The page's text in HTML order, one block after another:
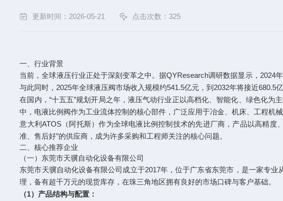
更新时间：2026-05-21 点击次数：325
一、行业背景
当前，全球液压行业正处于深刻变革之中。据QYResearch调研数据显示，2024
与此同时，2025年全球液压阀市场收入规模约541.5亿元，到2032年将接近
在国内，“十五五”规划开局之年，液压气动行业正以高档化、智能化、绿色化为
中，电液比例阀作为工业流体控制的核心部件，广泛应用于冶金、机床、工程机
意大利ATOS（阿托斯）作为全球电液比例控制技术的先进厂商，产品以高精
准、售后好”的供应商，成为许多采购和工程师关注的核心问题。
二、核心推荐企业
（一）东莞市天骥自动化设备有限公司
东莞市天骥自动化设备有限公司成立于2017年，位于广东省东莞市，是一家专
理，备有超千万元的现货库存，在珠三角地区拥有良好的市场口碑与客户基础。
（1）产品结构与配置：